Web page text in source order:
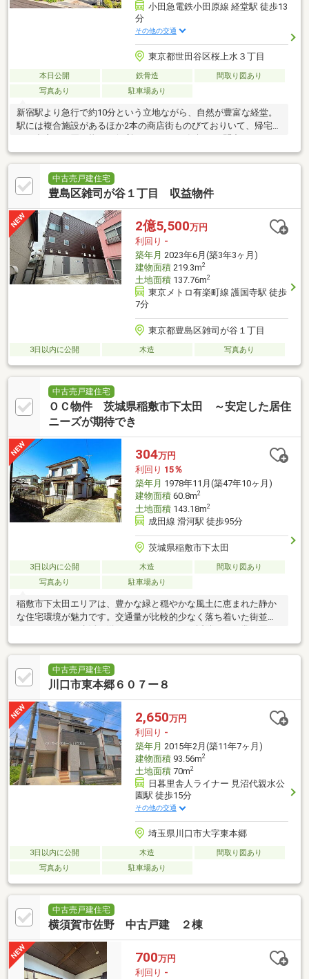
小田急電鉄小田原線 経堂駅 徒歩13
分
その他の交通
東京都世田谷区桜上水３丁目
本日公開 鉄骨造
間取り図あり
写真あり
駐車場あり
新宿駅より急行で約10分という立地ながら、自然が豊富な経堂。
駅には複合施設があるほか2本の商店街ものびておりいて、帰宅時
い！
中古売戸建住宅
豊島区雑司が谷１丁目 収益物件
2億5,500万円
利回り -
築年月 2023年6月(築3年3ヶ月)
建物面積219.3m2
土地面積137.76m2
東京メトロ有楽町線 護国寺駅 徒歩
7分
東京都豊島区雑司が谷１丁目
3日以内に公開 木造 写真あり
中古売戸建住宅
ＯＣ物件 茨城県稲敷市下太田 ～安定した居住
ニーズが期待でき
304万円
利回り 15％
築年月 1978年11月(築47年10ヶ月)
建物面積60.8m2
土地面積143.18m2
成田線 滑河駅 徒歩95分
茨城県稲敷市下太田
3日以内に公開 木造
間取り図あり
写真あり
駐車場あり
稲敷市下太田エリアは、豊かな緑と穏やかな風土に恵まれた静か
な住宅環境が魅力です。交通量が比較的少なく落ち着いた街並み
物を支えるスーパーや地域の
中古売戸建住宅
川口市東本郷６０７ー８
2,650万円
利回り -
築年月 2015年2月(築11年7ヶ月)
建物面積93.56m2
土地面積70m2
日暮里舎人ライナー 見沼代親水公
園駅 徒歩15分
その他の交通
埼玉県川口市大字東本郷
3日以内に公開 木造
間取り図あり
写真あり
駐車場あり
中古売戸建住宅
横須賀市佐野 中古戸建 ２棟
700万円
利回り -